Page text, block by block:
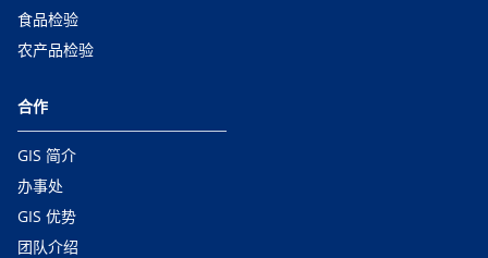
食品检验
农产品检验
合作
GIS 简介
办事处
GIS 优势
团队介绍